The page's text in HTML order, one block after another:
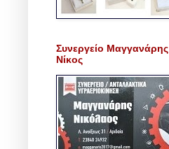
Συνεργείο Μαγγανάρης
Νίκος